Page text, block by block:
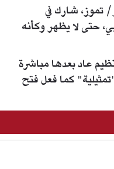
الانقلابية في 15 يوليو/ تموز، شارك في
حتى لا يظهر وكأنه
عاد بعدها مباشرة
"تمثيلية" كما فعل فتح